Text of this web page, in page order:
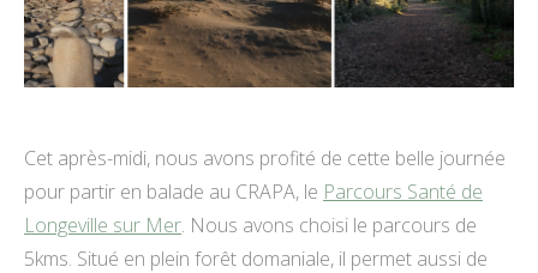
Cet après-midi, nous avons profité de cette belle journée
pour partir en balade au CRAPA, le Parcours Santé de
Longeville sur Mer. Nous avons choisi le parcours de
5kms. Situé en plein forêt domaniale, il permet aussi de